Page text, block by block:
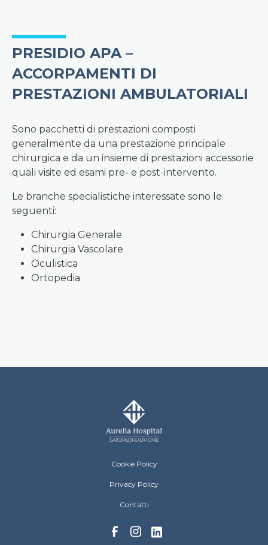
PRESIDIO APA –
ACCORPAMENTI DI
PRESTAZIONI AMBULATORIALI
Sono pacchetti di prestazioni composti
generalmente da una prestazione principale
chirurgica e da un insieme di prestazioni accessorie
quali visite ed esami pre- e post-intervento.
Le branche specialistiche interessate sono le
seguenti:
Chirurgia Generale
Chirurgia Vascolare
Oculistica
Ortopedia
Aurelia Hospital Menu Footer
Cookie Policy
Privacy Policy
Contatti